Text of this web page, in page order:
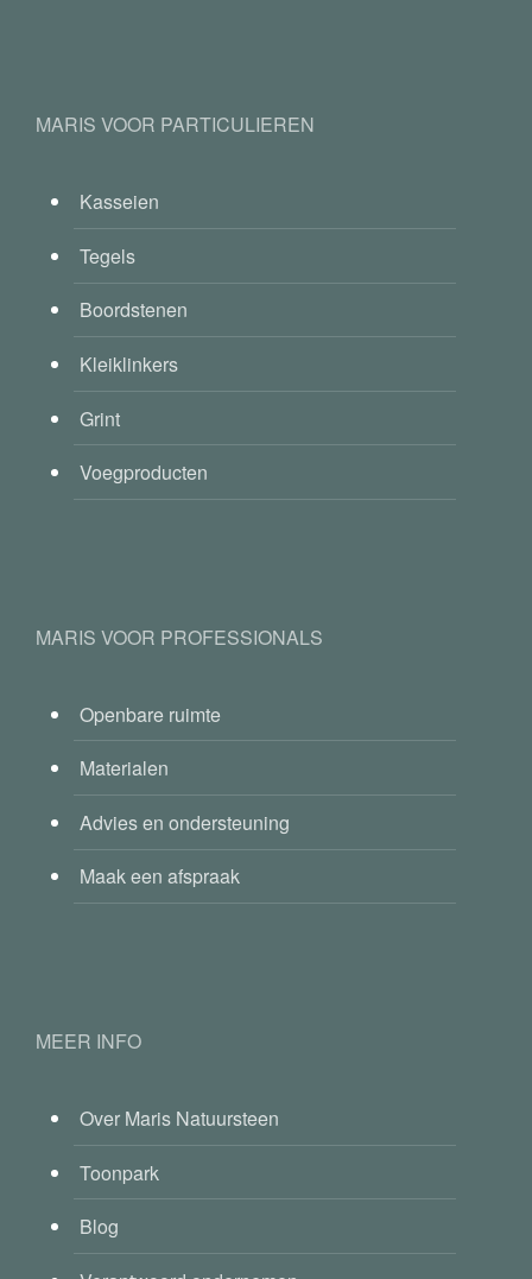
MARIS VOOR PARTICULIEREN
Kasseien
Tegels
Boordstenen
Kleiklinkers
Grint
Voegproducten
MARIS VOOR PROFESSIONALS
Openbare ruimte
Materialen
Advies en ondersteuning
Maak een afspraak
MEER INFO
Over Maris Natuursteen
Toonpark
Blog